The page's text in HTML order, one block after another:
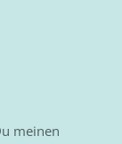
meinen